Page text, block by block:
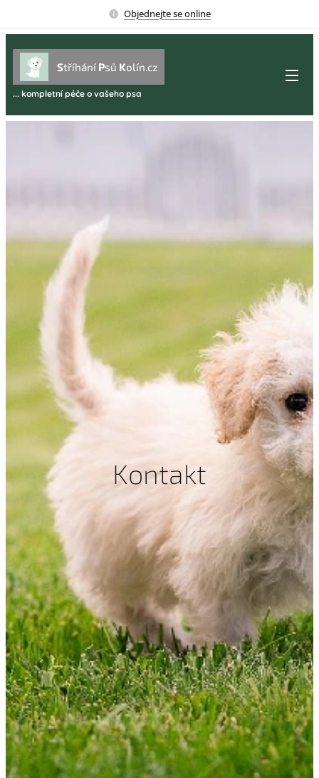
Objednejte se online
Stříhání Psů Kolín.cz
... kompletní péče o vašeho psa
Kontakt